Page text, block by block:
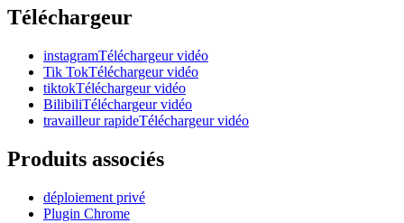
Téléchargeur
instagramTéléchargeur vidéo
Tik TokTéléchargeur vidéo
tiktokTéléchargeur vidéo
BilibiliTéléchargeur vidéo
travailleur rapideTéléchargeur vidéo
Produits associés
déploiement privé
Plugin Chrome